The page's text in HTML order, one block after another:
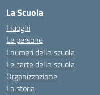
La Scuola
I luoghi
Le persone
I numeri della scuola
Le carte della scuola
Organizzazione
La storia